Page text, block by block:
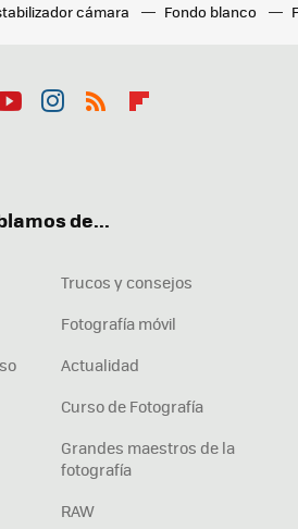
cámara Fondo blanco
de...
Trucos y consejos
Fotografía móvil
Actualidad
Curso de Fotografía
Grandes maestros de la
fotografía
RAW